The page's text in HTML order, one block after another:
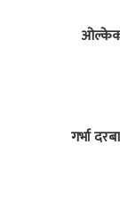
गर्भा